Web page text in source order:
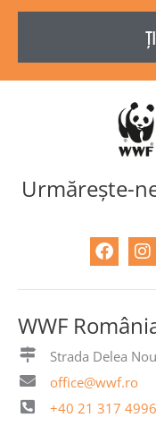
Urmărește-
F
a
e
b
o
o
k
I
n
t
a
g
r
a
WWF
Strada Delea
office@wwf.ro
+40 21 317 4996